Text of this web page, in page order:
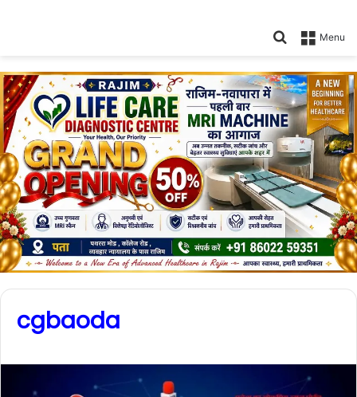
Menu
Search
cgbaoda